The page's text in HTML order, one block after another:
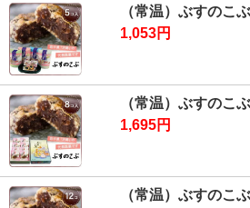
（常温）ぶすのこ
1,053円
（常温）ぶすのこ
1,695円
（常温）ぶすのこ